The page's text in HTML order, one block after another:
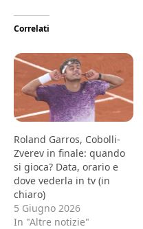
Correlati
Roland Garros, Cobolli-
Zverev in finale: quando
si gioca? Data, orario e
dove vederla in tv (in
chiaro)
5 Giugno 2026
In "Altre notizie"